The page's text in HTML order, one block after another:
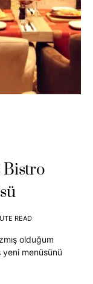
Bistro
READ
olduğum
yeni menüsünü